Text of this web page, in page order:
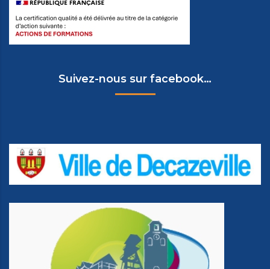
Suivez-nous sur facebook…